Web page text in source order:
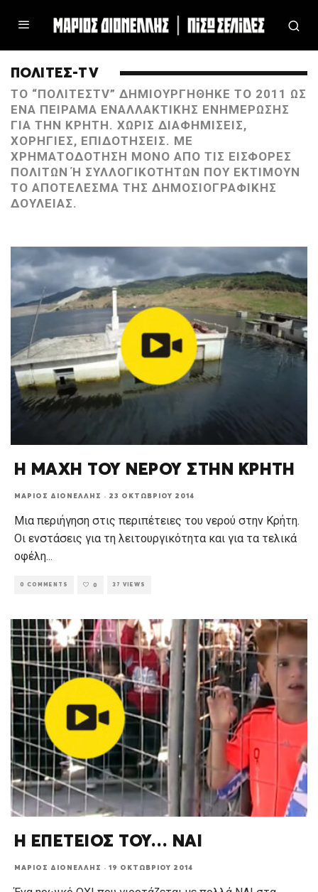
ΠΟΛΙΤΕΣ-TV
ΤΟ “ΠΟΛΊΤΕΣTV” ΔΗΜΙΟΥΡΓΉΘΗΚΕ ΤΟ 2011 ΩΣ
ΈΝΑ ΠΕΊΡΑΜΑ ΕΝΑΛΛΑΚΤΙΚΉΣ ΕΝΗΜΈΡΩΣΗΣ
ΓΙΑ ΤΗΝ ΚΡΉΤΗ. ΧΩΡΊΣ ΔΙΑΦΗΜΊΣΕΙΣ,
ΧΟΡΗΓΊΕΣ, ΕΠΙΔΟΤΉΣΕΙΣ. ΜΕ
ΧΡΗΜΑΤΟΔΌΤΗΣΗ ΜΌΝΟ ΑΠΌ ΤΙΣ ΕΙΣΦΟΡΈΣ
ΠΟΛΙΤΏΝ Ή ΣΥΛΛΟΓΙΚΟΤΉΤΩΝ ΠΟΥ ΕΚΤΙΜΟΎΝ Τ
Ο ΑΠΟΤΈΛΕΣΜΑ ΤΗΣ ΔΗΜΟΣΙΟΓΡΑΦΙΚΉΣ Δ
ΟΥΛΕΙΆΣ.
Η ΜΑΧΗ ΤΟΥ ΝΕΡΟΥ ΣΤΗΝ ΚΡΗΤΗ
ΜΆΡΙΟΣ ΔΙΟΝΈΛΛΗΣ · 23 ΟΚΤΩΒΡΊΟΥ 2014
Μια περιήγηση στις περιπέτειες του νερού στην Κρήτη.
Οι ενστάσεις για τη λειτουργικότητα και για τα τελικά
οφέλη...
0 COMMENTS 0 37 VIEWS
Η ΕΠΕΤΕΙΟΣ ΤΟΥ… ΝΑΙ
ΜΆΡΙΟΣ ΔΙΟΝΈΛΛΗΣ · 19 ΟΚΤΩΒΡΊΟΥ 2014